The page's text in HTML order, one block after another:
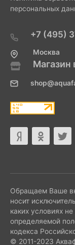
персональных
+7 (495)
Москва
Магазин
Обращаем Ваше
носит
каких условиях
определяемой
кодекса
© 2011-2023